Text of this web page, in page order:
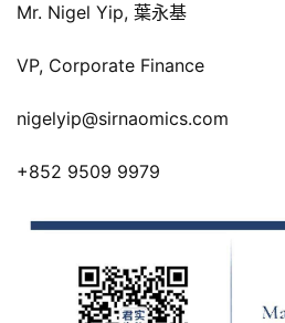
Mr. Nigel Yip, 葉永基
VP, Corporate Finance
nigelyip@sirnaomics.com
+852 9509 9979